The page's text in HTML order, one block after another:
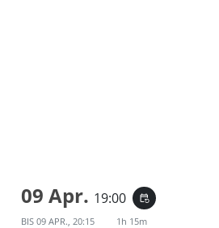
09 Apr. 19:00 event_repeat
BIS 09 APR., 20:15 1h 15m